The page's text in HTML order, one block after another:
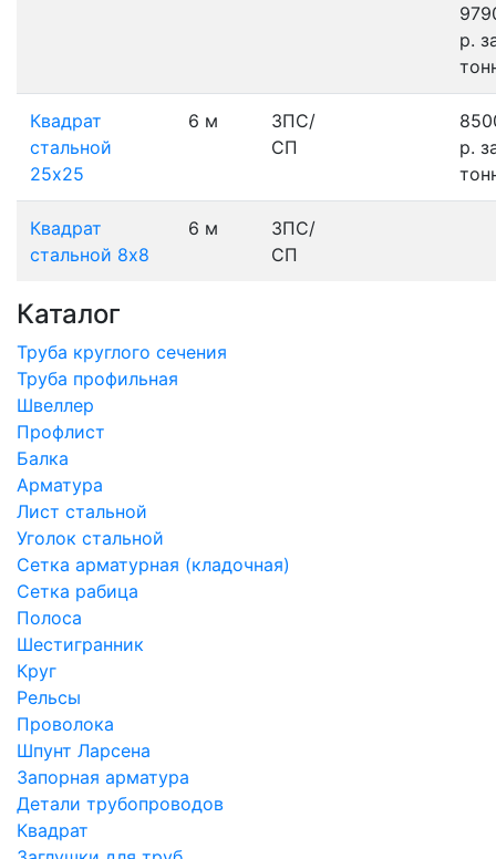
р.
Квадрат
стальной
25х25
6 м
3ПС/
СП
р.
Квадрат
стальной 8х8
6 м
3ПС/
СП
Каталог
Труба круглого сечения
Труба профильная
Швеллер
Профлист
Балка
Арматура
Лист стальной
Уголок стальной
Сетка арматурная (кладочная)
Сетка рабица
Полоса
Шестигранник
Круг
Рельсы
Проволока
Шпунт Ларсена
Запорная арматура
Детали трубопроводов
Квадрат